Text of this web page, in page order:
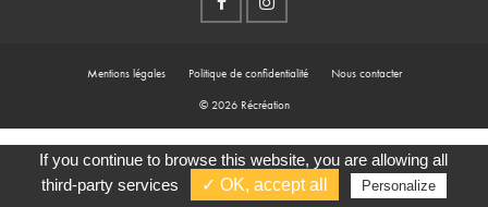
Mentions légales Politique de confidentialité Nous contacter
© 2026 Récréation
If you continue to browse this website, you are allowing all
third-party services
✓ OK, accept all Personalize